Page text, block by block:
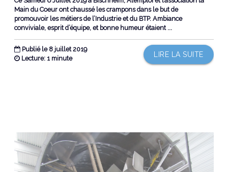
Main du Coeur ont chaussé les crampons dans le but de
promouvoir les métiers de l’Industrie et du BTP. Ambiance
conviviale, esprit d’équipe, et bonne humeur étaient ...
Publié le 8 juillet 2019
LIRE LA SUITE
Lecture: 1 minute